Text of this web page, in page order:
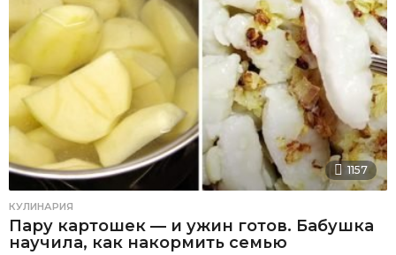
1157
КУЛИНАРИЯ
Пару картошек — и ужин готов. Бабушка
научила, как накормить семью